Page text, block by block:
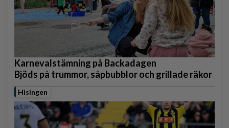
Karnevalstämning på Backadagen
Bjöds på trummor, såpbubblor och grillade räkor
Hisingen